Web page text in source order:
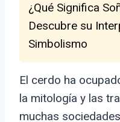
¿Qué Significa
Descubre su
Simbolismo
El cerdo ha
la mitología y las
muchas